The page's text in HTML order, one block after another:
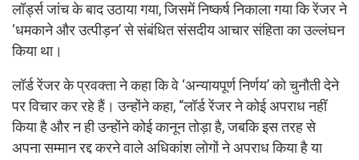
लॉर्ड्स जांच के बाद उठाया गया, जिसमें निष्कर्ष निकाला गया कि रेंजर ने
‘धमकाने और उत्पीड़न’ से संबंधित संसदीय आचार संहिता का उल्लंघन
किया था।
लॉर्ड रेंजर के प्रवक्ता ने कहा कि वे ‘अन्यायपूर्ण निर्णय’ को चुनौती देने
पर विचार कर रहे हैं। उन्होंने कहा, “लॉर्ड रेंजर ने कोई अपराध नहीं
किया है और न ही उन्होंने कोई कानून तोड़ा है, जबकि इस तरह से
अपना सम्मान रद्द करने वाले अधिकांश लोगों ने अपराध किया है या